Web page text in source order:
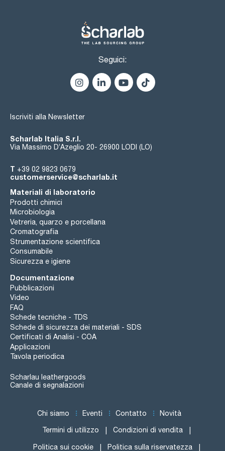
Seguici:
Iscriviti alla Newsletter
Scharlab Italia S.r.l.
Via Massimo D’Azeglio 20- 26900 LODI (LO)
T +39 02 9823 0679
customerservice@scharlab.it
Materiali di laboratorio
Prodotti chimici
Microbiologia
Vetreria, quarzo e porcellana
Cromatografia
Strumentazione scientifica
Consumabile
Sicurezza e igiene
Documentazione
Pubblicazioni
Video
FAQ
Schede tecniche - TDS
Schede di sicurezza dei materiali - SDS
Certificati di Analisi - COA
Applicazioni
Tavola periodica
Scharlau leathergoods
Canale di segnalazioni
Chi siamo Eventi Contatto Novità
Termini di utilizzo Condizioni di vendita
Politica sui cookie Politica sulla riservatezza